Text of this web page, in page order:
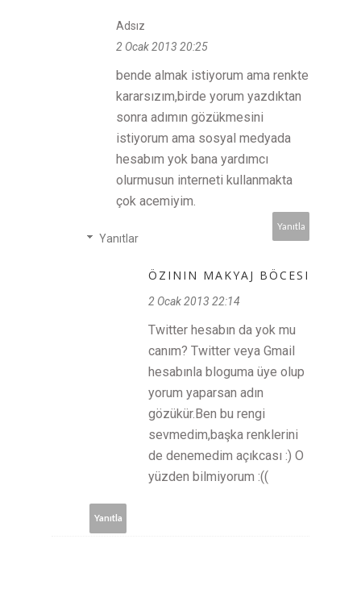
Adsız
2 Ocak 2013 20:25
bende almak istiyorum ama renkte
kararsızım,birde yorum yazdıktan
sonra adımın gözükmesini
istiyorum ama sosyal medyada
hesabım yok bana yardımcı
olurmusun interneti kullanmakta
çok acemiyim.
Yanıtla
Yanıtlar
ÖZININ MAKYAJ BÖCESI
2 Ocak 2013 22:14
Twitter hesabın da yok mu
canım? Twitter veya Gmail
hesabınla bloguma üye olup
yorum yaparsan adın
gözükür.Ben bu rengi
sevmedim,başka renklerini
de denemedim açıkcası :) O
yüzden bilmiyorum :((
Yanıtla